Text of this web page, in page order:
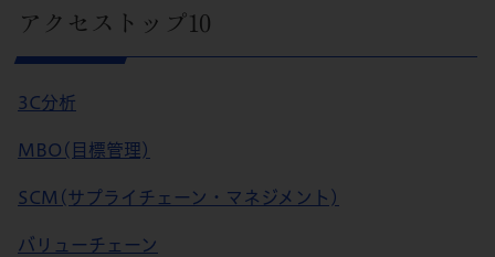
アクセストップ10
3C分析
MBO(目標管理)
SCM(サプライチェーン・マネジメント)
バリューチェーン